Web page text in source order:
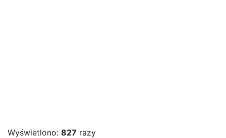
Wyświetlono: 827 razy